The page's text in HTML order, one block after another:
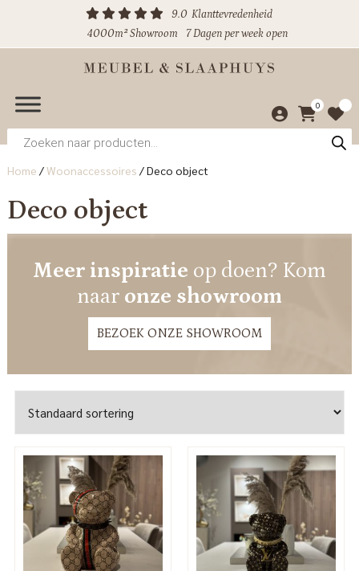
9.0 Klanttevredenheid
4000m² Showroom
7 Dagen per week open
0
Producten
zoeken
Home /Woonaccessoires /Deco object
Deco object
Meer inspiratie op doen? Kom
naar onze showroom
BEZOEK ONZE SHOWROOM